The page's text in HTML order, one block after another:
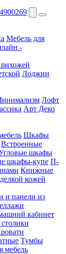
Мебель для
-
Лоджии
Лофт
Арт Деко
Шкафы
Встроенные
шкафы
шкафы-купе П-
Книжные
кожей
и панели из
кабинет
Тумбы
мебель